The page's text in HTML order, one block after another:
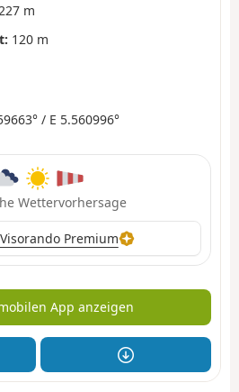
m
120 m
/ E 5.560996°
Wettervorhersage
Premium
App anzeigen